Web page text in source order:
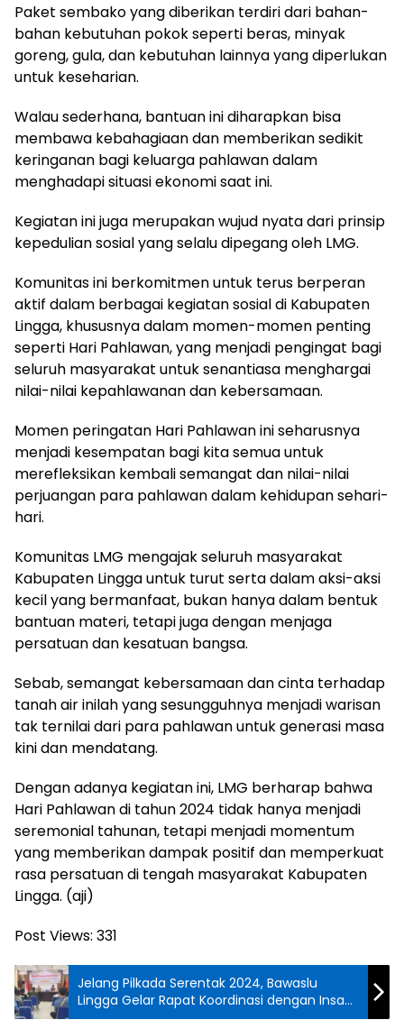
Paket sembako yang diberikan terdiri dari bahan-
bahan kebutuhan pokok seperti beras, minyak
goreng, gula, dan kebutuhan lainnya yang diperlukan
untuk keseharian.
Walau sederhana, bantuan ini diharapkan bisa
membawa kebahagiaan dan memberikan sedikit
keringanan bagi keluarga pahlawan dalam
menghadapi situasi ekonomi saat ini.
Kegiatan ini juga merupakan wujud nyata dari prinsip
kepedulian sosial yang selalu dipegang oleh LMG.
Komunitas ini berkomitmen untuk terus berperan
aktif dalam berbagai kegiatan sosial di Kabupaten
Lingga, khususnya dalam momen-momen penting
seperti Hari Pahlawan, yang menjadi pengingat bagi
seluruh masyarakat untuk senantiasa menghargai
nilai-nilai kepahlawanan dan kebersamaan.
Momen peringatan Hari Pahlawan ini seharusnya
menjadi kesempatan bagi kita semua untuk
merefleksikan kembali semangat dan nilai-nilai
perjuangan para pahlawan dalam kehidupan sehari-
hari.
Komunitas LMG mengajak seluruh masyarakat
Kabupaten Lingga untuk turut serta dalam aksi-aksi
kecil yang bermanfaat, bukan hanya dalam bentuk
bantuan materi, tetapi juga dengan menjaga
persatuan dan kesatuan bangsa.
Sebab, semangat kebersamaan dan cinta terhadap
tanah air inilah yang sesungguhnya menjadi warisan
tak ternilai dari para pahlawan untuk generasi masa
kini dan mendatang.
Dengan adanya kegiatan ini, LMG berharap bahwa
Hari Pahlawan di tahun 2024 tidak hanya menjadi
seremonial tahunan, tetapi menjadi momentum
yang memberikan dampak positif dan memperkuat
rasa persatuan di tengah masyarakat Kabupaten
Lingga. (aji)
Post Views: 331
Jelang Pilkada Serentak 2024, Bawaslu
Lingga Gelar Rapat Koordinasi dengan Insan
Pers